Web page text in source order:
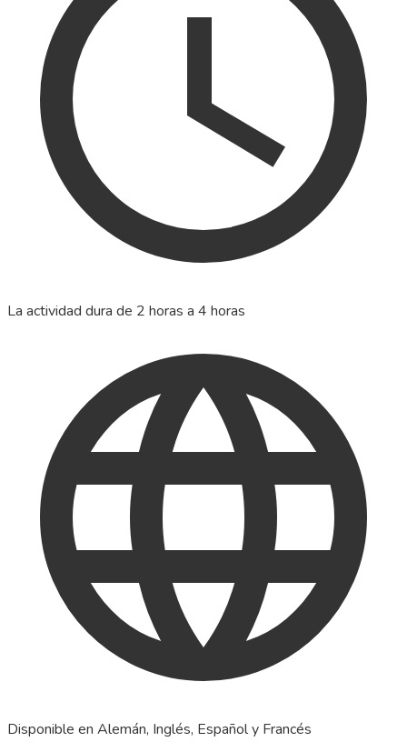
La actividad dura de 2 horas a 4 horas
Disponible en Alemán, Inglés, Español y Francés